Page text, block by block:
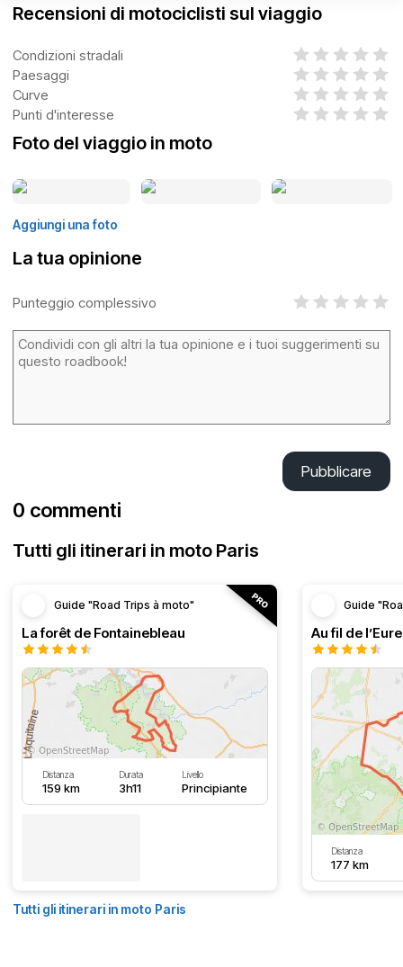
Recensioni di motociclisti sul viaggio
Condizioni stradali
Paesaggi
Curve
Punti d'interesse
Foto del viaggio in moto
Aggiungi una foto
La tua opinione
Punteggio complessivo
Pubblicare
0 commenti
Tutti gli itinerari in moto Paris
Guide "Road Trips à moto"
La forêt de Fontainebleau
Distanza
159 km
Durata
3h11
Livello
Principiante
Guide
Au fil de l’Eure
Distanza
177 km
Tutti gli itinerari in moto Paris